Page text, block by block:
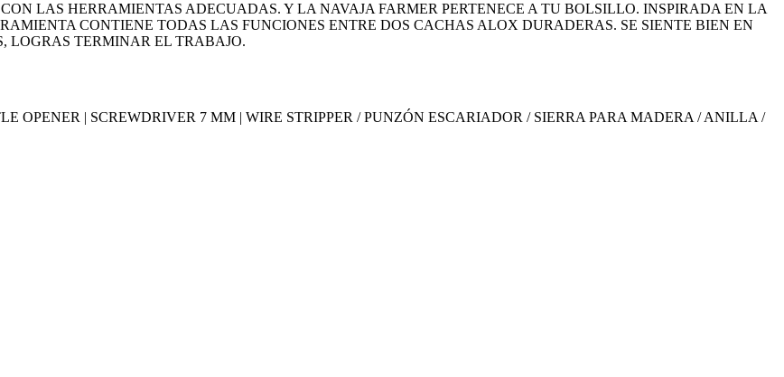
LAS HERRAMIENTAS ADECUADAS. Y LA NAVAJA FARMER PERTENECE A TU BOLSILLO. INSPIRADA EN LA
CONTIENE TODAS LAS FUNCIONES ENTRE DOS CACHAS ALOX DURADERAS. SE SIENTE BIEN EN
LOGRAS TERMINAR EL TRABAJO.
OPENER | SCREWDRIVER 7 MM | WIRE STRIPPER / PUNZÓN ESCARIADOR / SIERRA PARA MADERA / ANILLA /